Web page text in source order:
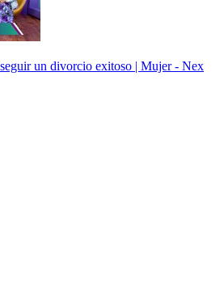
un divorcio exitoso | Mujer - Nex